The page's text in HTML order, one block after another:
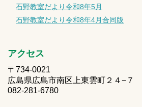
石野教室だより令和8年5月
石野教室だより令和8年4月合同版
アクセス
〒734-0021
広島県広島市南区上東雲町２４−７
082-281-6780